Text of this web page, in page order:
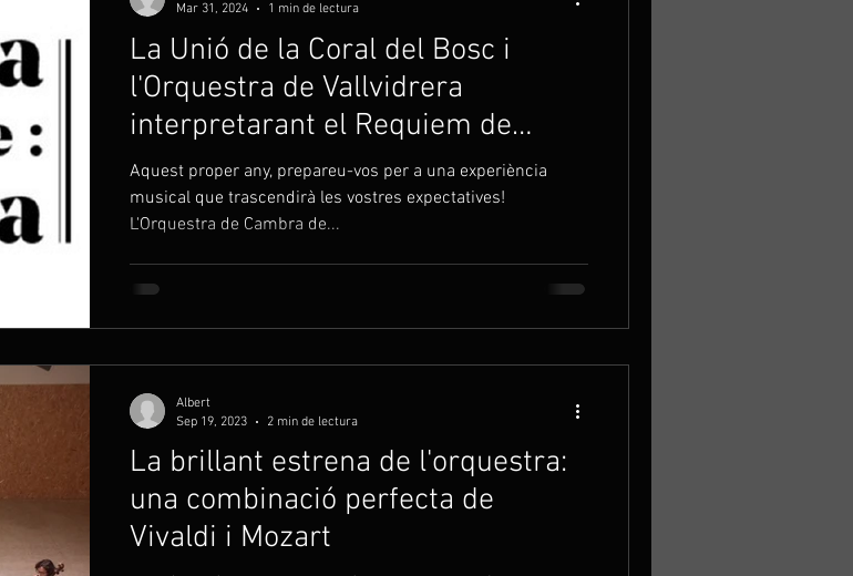
La Unió de la Coral del Bosc i
l'Orquestra de Vallvidrera
interpretarant el Requiem de
Mozart i el Messies de Handel
Aquest proper any, prepareu-vos per a una experiència
musical que trascendirà les vostres expectatives!
L'Orquestra de Cambra de...
Mar 31, 2024
1 min de lectura
La brillant estrena de l'orquestra:
una combinació perfecta de
Vivaldi i Mozart
Albert
Sep 19, 2023
2 min de lectura